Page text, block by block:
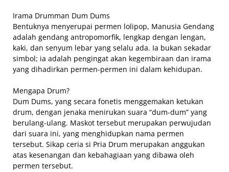
Irama Drumman Dum Dums
Bentuknya menyerupai permen lolipop, Manusia Gendang
adalah gendang antropomorfik, lengkap dengan lengan,
kaki, dan senyum lebar yang selalu ada. Ia bukan sekadar
simbol; ia adalah pengingat akan kegembiraan dan irama
yang dihadirkan permen-permen ini dalam kehidupan.
Mengapa Drum?
Dum Dums, yang secara fonetis menggemakan ketukan
drum, dengan jenaka menirukan suara “dum-dum” yang
berulang-ulang. Maskot tersebut merupakan perwujudan
dari suara ini, yang menghidupkan nama permen
tersebut. Sikap ceria si Pria Drum merupakan anggukan
atas kesenangan dan kebahagiaan yang dibawa oleh
permen tersebut.